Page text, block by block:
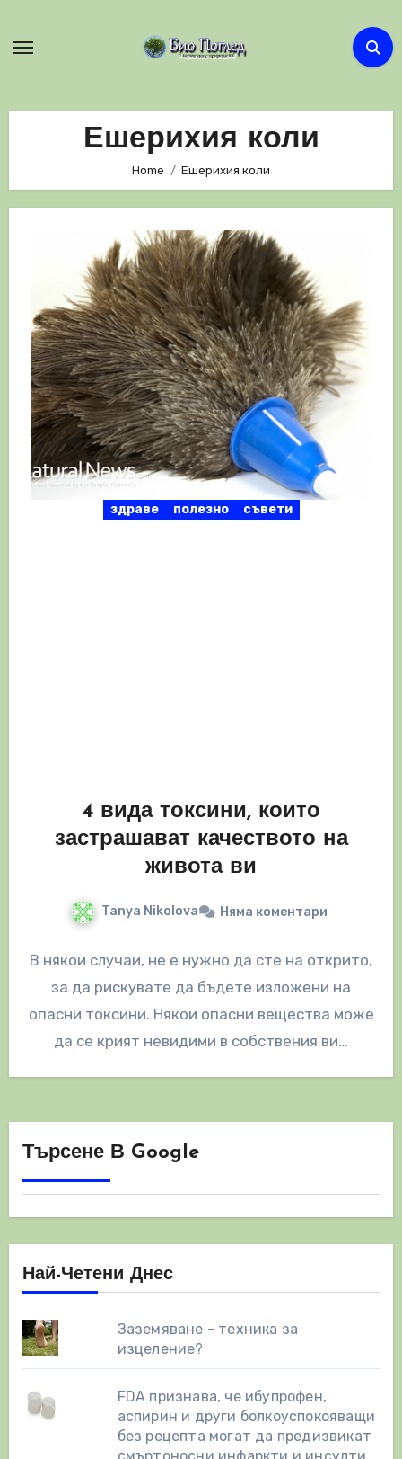
Ешерихия коли
Home Ешерихия коли
здраве полезно съвети
4 вида токсини, които
застрашават качеството на
живота ви
Tanya Nikolova Няма коментари
В някои случаи, не е нужно да сте на открито,
за да рискувате да бъдете изложени на
опасни токсини. Някои опасни вещества може
да се крият невидими в собствения ви…
Търсене В Google
Най-Четени Днес
Заземяване - техника за
изцеление?
FDA признава, че ибупрофен,
аспирин и други болкоуспокояващи
без рецепта могат да предизвикат